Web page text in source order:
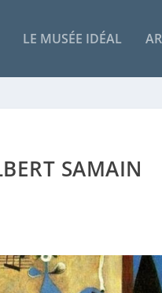
LE MUSÉE IDÉAL
SAMAIN